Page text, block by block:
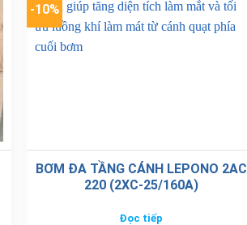
-10%
BƠM ĐA TẦNG CÁNH LEPONO 2AC
220 (2XC-25/160A)
Đọc tiếp